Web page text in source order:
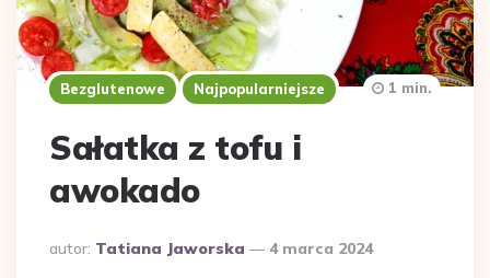
Bezglutenowe Najpopularniejsze
Sałatka z tofu i
awokado
Dodane
autor: Tatiana Jaworska 4 marca 2024
1 min.